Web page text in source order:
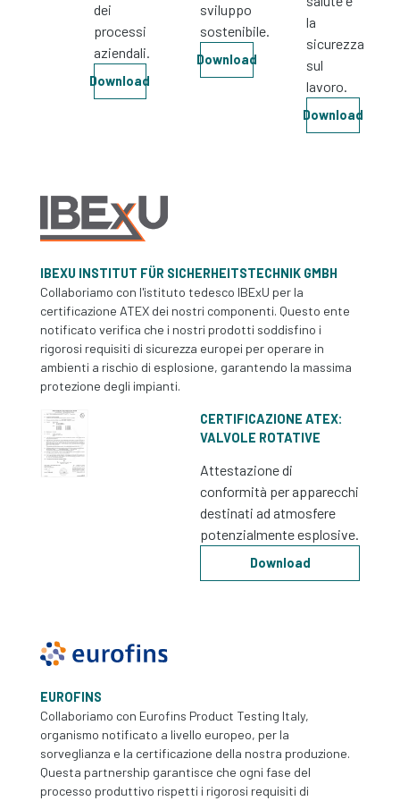
dei
processi
aziendali.
Download
sviluppo
sostenibile.
Download
la
sicurezza
sul
lavoro.
Download
IBEXU INSTITUT FÜR SICHERHEITSTECHNIK GMBH
Collaboriamo con l'istituto tedesco IBExU per la
certificazione ATEX dei nostri componenti. Questo ente
notificato verifica che i nostri prodotti soddisfino i
rigorosi requisiti di sicurezza europei per operare in
ambienti a rischio di esplosione, garantendo la massima
protezione degli impianti.
CERTIFICAZIONE ATEX:
VALVOLE ROTATIVE
Attestazione di
conformità per apparecchi
destinati ad atmosfere
potenzialmente esplosive.
Download
EUROFINS
Collaboriamo con Eurofins Product Testing Italy,
organismo notificato a livello europeo, per la
sorveglianza e la certificazione della nostra produzione.
Questa partnership garantisce che ogni fase del
processo produttivo rispetti i rigorosi requisiti di